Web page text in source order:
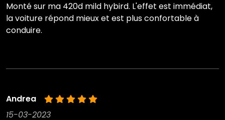
Monté sur ma 420d mild hybird. L'effet est immédiat,
la voiture répond mieux et est plus confortable à
conduire.
Andrea
15-03-2023